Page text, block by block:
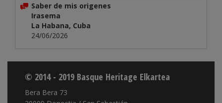
Saber de mis origenes
Irasema
La Habana, Cuba
24/06/2026
© 2014 - 2019 Basque Heritage Elkartea
Bera Bera 73